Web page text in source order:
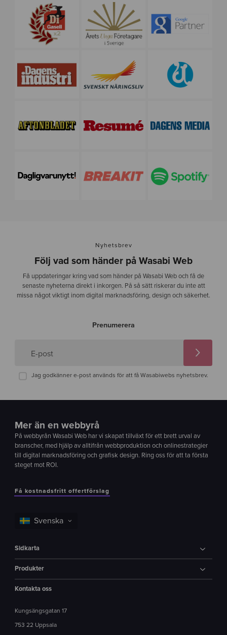
Nyhetsbrev
Följ vad som händer på Wasabi Web
Få uppdateringar kring vad som händer på Wasabi Web och få de
senaste nyheterna direkt i inkorgen. På så sätt riskerar du inte att
missa något viktigt inom digital marknadsföring, design och säkerhet.
Prenumerera
E-post
Jag godkänner e-post används för att få Wasabiwebs nyhetsbrev.
Mer än en webbyrå
På webbyrån Wasabi Web har vi skapat tillväxt för ett brett urval av
branscher, med hjälp av alltifrån webbproduktion och onlinestrategier
till digital marknadsföring och grafisk design. Ring oss för att ta första
steget mot ROI.
Få kostnadsfritt offertförslag
Sidkarta
Produkter
Kontakta oss
Kungsängsgatan 17
753 22 Uppsala